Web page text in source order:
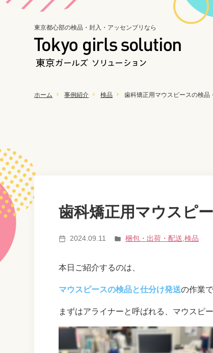
東京都心部の検品・封入・アッセンブリなら
ホーム 事例紹介 検品 歯科矯正用マウスピースの検品
歯科矯正用マウスピ
2024.09.11 梱包・出荷・配送 ,検品
本日ご紹介するのは、
マウスピースの検品と仕分け発送の作業で
まずはアライナーと呼ばれる、マウスピ